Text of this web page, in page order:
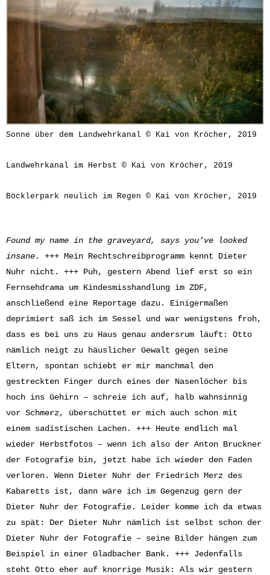
Sonne über dem Landwehrkanal © Kai von Kröcher, 2019
Landwehrkanal im Herbst © Kai von Kröcher, 2019
Böcklerpark neulich im Regen © Kai von Kröcher, 2019
Found my name in the graveyard, says you’ve looked
insane. +++ Mein Rechtschreibprogramm kennt Dieter
Nuhr nicht. +++ Puh, gestern Abend lief erst so ein
Fernsehdrama um Kindesmisshandlung im ZDF,
anschließend eine Reportage dazu. Einigermaßen
deprimiert saß ich im Sessel und war wenigstens froh,
dass es bei uns zu Haus genau andersrum läuft: Otto
nämlich neigt zu häuslicher Gewalt gegen seine
Eltern, spontan schiebt er mir manchmal den
gestreckten Finger durch eines der Nasenlöcher bis
hoch ins Gehirn – schreie ich auf, halb wahnsinnig
vor Schmerz, überschüttet er mich auch schon mit
einem sadistischen Lachen. +++ Heute endlich mal
wieder Herbstfotos – wenn ich also der Anton Bruckner
der Fotografie bin, jetzt habe ich wieder den Faden
verloren. Wenn Dieter Nuhr der Friedrich Merz des
Kabaretts ist, dann wäre ich im Gegenzug gern der
Dieter Nuhr der Fotografie. Leider komme ich da etwas
zu spät: Der Dieter Nuhr nämlich ist selbst schon der
Dieter Nuhr der Fotografie – seine Bilder hängen zum
Beispiel in einer Gladbacher Bank. +++ Jedenfalls
steht Otto eher auf knorrige Musik: Als wir gestern